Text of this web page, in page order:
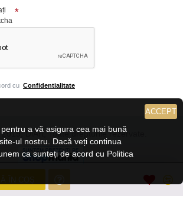
cu Confidentialitate
DiArt, Toate drepturile rezervate.
ACCEPT
a vă asigura cea mai bună
ul nostru. Dacă veți continua
ca sunteți de acord cu Politica